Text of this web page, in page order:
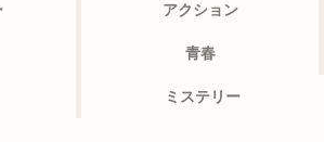
アクション
青春
ミステリー